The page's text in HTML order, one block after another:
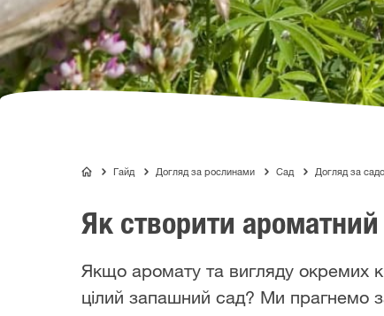
COMPOГайд Догляд за рослинами Сад Догляд за
Як створити
Якщо аромату та вигляду окремих
цілий запашний сад? Ми прагнемо